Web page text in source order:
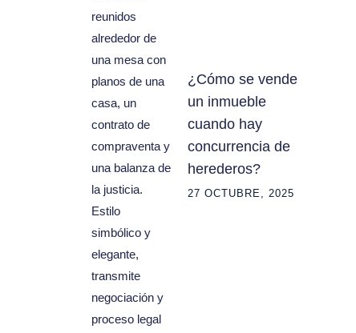
¿Cómo se vende
un inmueble
cuando hay
concurrencia de
herederos?
27 OCTUBRE, 2025